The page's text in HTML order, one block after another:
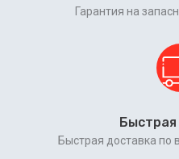
Гарантия на
Быстрая доставка по